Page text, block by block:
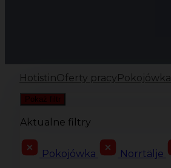
HotistinOferty pracy Pokojówka
Pokaż filtr
Aktualne filtry
Pokojówka Norrtälje